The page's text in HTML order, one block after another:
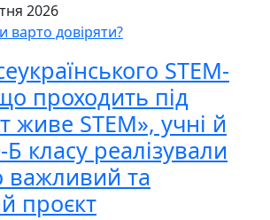
2026
довіряти?
STEM-
проходить під
живе STEM», учні й
класу реалізували
важливий та
проєкт